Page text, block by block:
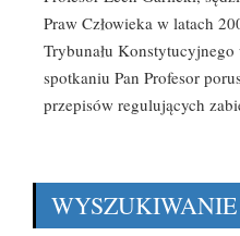
Praw Człowieka w latach
Trybunału
spotkaniu Pan Profesor
przepisów regulujących
WYSZUKIWANIE